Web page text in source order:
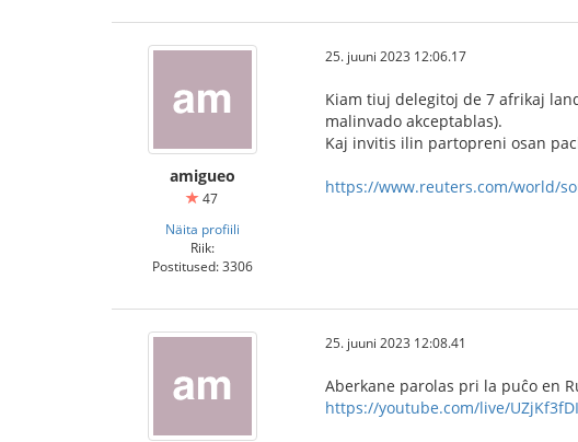
amigueo
47
Näita profiili
Riik:
Postitused: 3306
25. juuni 2023 12:06.17
Kiam tiuj delegitoj de 7 afrikaj
malinvado akceptablas).
Kaj invitis ilin partopreni osan
https://www.reuters.com/world/
25. juuni 2023 12:08.41
Aberkane parolas pri la puĉo en
https://youtube.com/live/